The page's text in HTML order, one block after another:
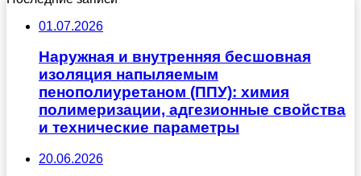
01.07.2026
Наружная и внутренняя бесшовная
изоляция напыляемым
пенополиуретаном (ППУ): химия
полимеризации, адгезионные свойства
и технические параметры
20.06.2026